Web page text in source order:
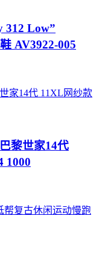
312 Low”
AV3922-005
黎世家14代
1000